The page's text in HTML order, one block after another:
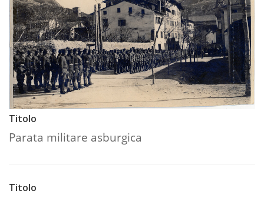
Titolo
Parata militare asburgica
Titolo